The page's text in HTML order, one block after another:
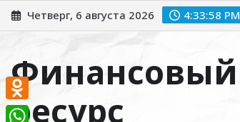
Перейти
к
Четверг, 6 августа 2026 4:33:59 PM
Финансовый
ресурс
Odnoklassniki